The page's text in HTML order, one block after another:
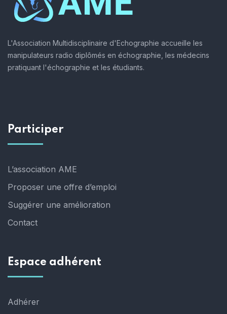
L'Association Multidisciplinaire d'Echographie accueille les
manipulateurs radio diplômés en échographie, les médecins
pratiquant l'échographie et les étudiants.
Participer
L’association AME
Proposer une offre d’emploi
Suggérer une amélioration
Contact
Espace adhérent
Adhérer